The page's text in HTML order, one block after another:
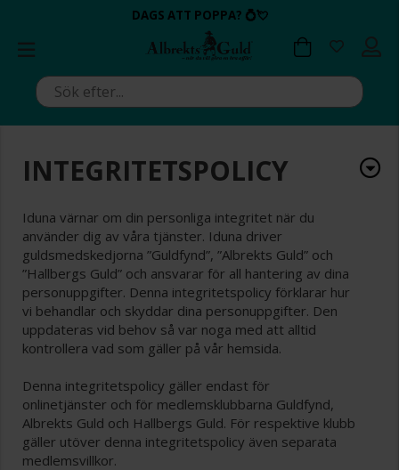
ALLTID BRA PRISER ✔
DAGS ATT POPPA?
💍💘
BETALA MED KLARNA ✔
ALLTID BRA PRISER ✔
DAGS ATT POPPA? 💍💘
INTEGRITETSPOLICY
Iduna värnar om din personliga integritet när du
använder dig av våra tjänster. Iduna driver
guldsmedskedjorna ”Guldfynd”, ”Albrekts Guld” och
”Hallbergs Guld” och ansvarar för all hantering av dina
personuppgifter. Denna integritetspolicy förklarar hur
vi behandlar och skyddar dina personuppgifter. Den
uppdateras vid behov så var noga med att alltid
kontrollera vad som gäller på vår hemsida.
Denna integritetspolicy gäller endast för
onlinetjänster och för medlemsklubbarna Guldfynd,
Albrekts Guld och Hallbergs Guld. För respektive klubb
gäller utöver denna integritetspolicy även separata
medlemsvillkor.